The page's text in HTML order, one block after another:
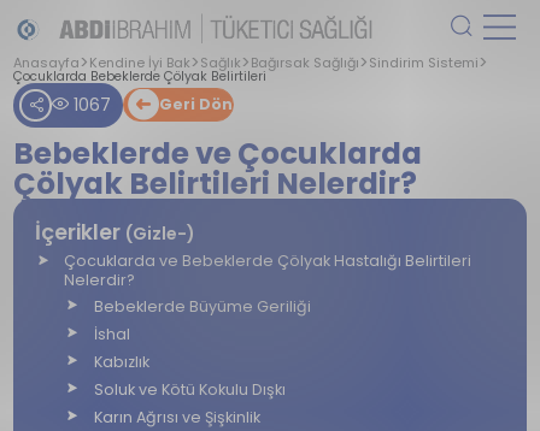
Anasayfa Kendine İyi Bak Sağlık Bağırsak Sağlığı Sindirim Sistemi
Çocuklarda Bebeklerde Çölyak Belirtileri
1067 Geri Dön
Bebeklerde ve Çocuklarda
Çölyak Belirtileri Nelerdir?
İçerikler (Gizle-)
Çocuklarda ve Bebeklerde Çölyak Hastalığı Belirtileri
Nelerdir?
Bebeklerde Büyüme Geriliği
İshal
Kabızlık
Soluk ve Kötü Kokulu Dışkı
Karın Ağrısı ve Şişkinlik